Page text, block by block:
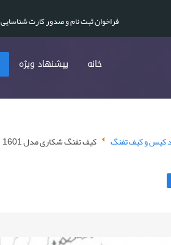
فراخوان ثبت نام و صدور کارت شناسایی
خانه پیشنهاد ویژه
کیس و کیف تفنگ کیف تفنگ شکاری مدل 1601